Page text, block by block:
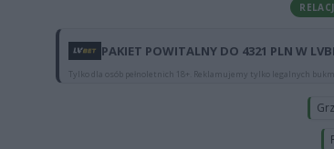
PAKIET POWITALNY DO 4321 PLN W
Tylko dla osób pełnoletnich 18+. Reklamujemy tylko legalnych